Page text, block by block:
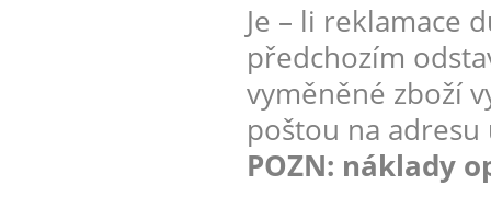
Je – li reklamace
předchozím
vyměněné zboží
poštou na
POZN: náklady